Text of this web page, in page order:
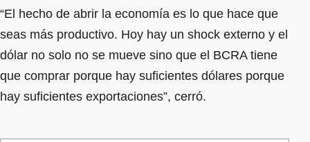
“El hecho de abrir la economía es lo que hace que
seas más productivo. Hoy hay un shock externo y el
dólar no solo no se mueve sino que el BCRA tiene
que comprar porque hay suficientes dólares porque
hay suficientes exportaciones”, cerró.